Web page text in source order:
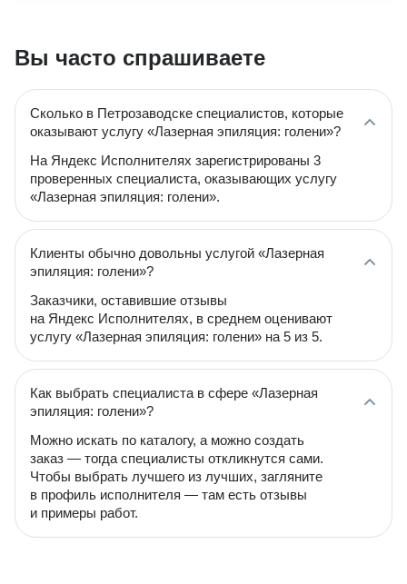
Вы часто спрашиваете
Сколько в Петрозаводске специалистов, которые
оказывают услугу «Лазерная эпиляция: голени»?
На Яндекс Исполнителях зарегистрированы 3
проверенных специалиста, оказывающих услугу
«Лазерная эпиляция: голени».
Клиенты обычно довольны услугой «Лазерная
эпиляция: голени»?
Заказчики, оставившие отзывы
на Яндекс Исполнителях, в среднем оценивают
услугу «Лазерная эпиляция: голени» на 5 из 5.
Как выбрать специалиста в сфере «Лазерная
эпиляция: голени»?
Можно искать по каталогу, а можно создать
заказ — тогда специалисты откликнутся сами.
Чтобы выбрать лучшего из лучших, загляните
в профиль исполнителя — там есть отзывы
и примеры работ.